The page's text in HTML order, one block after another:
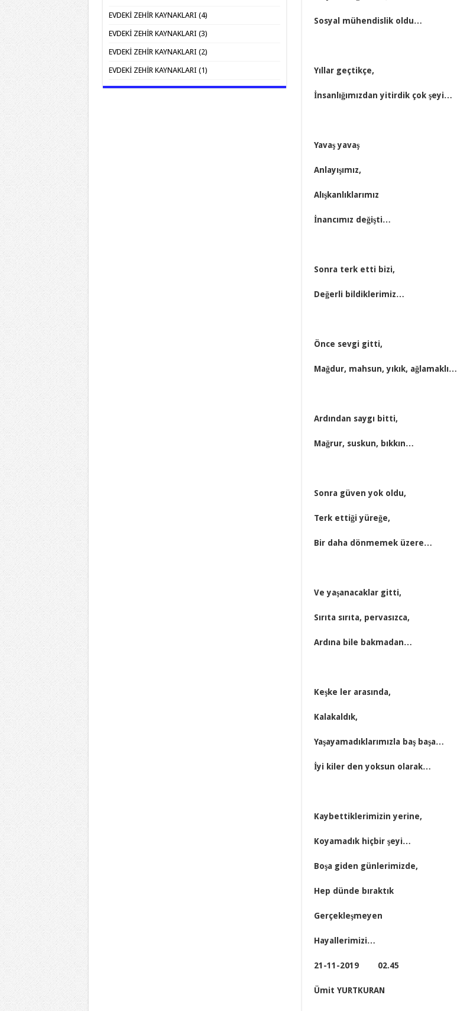
Sosyal mühendislik oldu…
Yıllar geçtikçe,
İnsanlığımızdan yitirdik çok şeyi…
Yavaş yavaş
Anlayışımız,
Alışkanlıklarımız
İnancımız değişti…
Sonra terk etti bizi,
Değerli bildiklerimiz…
Önce sevgi gitti,
Mağdur, mahsun, yıkık, ağlamaklı…
Ardından saygı bitti,
Mağrur, suskun, bıkkın…
Sonra güven yok oldu,
Terk ettiği yüreğe,
Bir daha dönmemek üzere…
Ve yaşanacaklar gitti,
Sırıta sırıta, pervasızca,
Ardına bile bakmadan…
Keşke ler arasında,
Kalakaldık,
Yaşayamadıklarımızla baş başa…
İyi kiler den yoksun olarak…
Kaybettiklerimizin yerine,
Koyamadık hiçbir şeyi…
Boşa giden günlerimizde,
Hep dünde bıraktık
Gerçekleşmeyen
Hayallerimizi…
21-11-2019 02.45
Ümit YURTKURAN
EVDEKİ ZEHİR KAYNAKLARI (4)
EVDEKİ ZEHİR KAYNAKLARI (3)
EVDEKİ ZEHİR KAYNAKLARI (2)
EVDEKİ ZEHİR KAYNAKLARI (1)